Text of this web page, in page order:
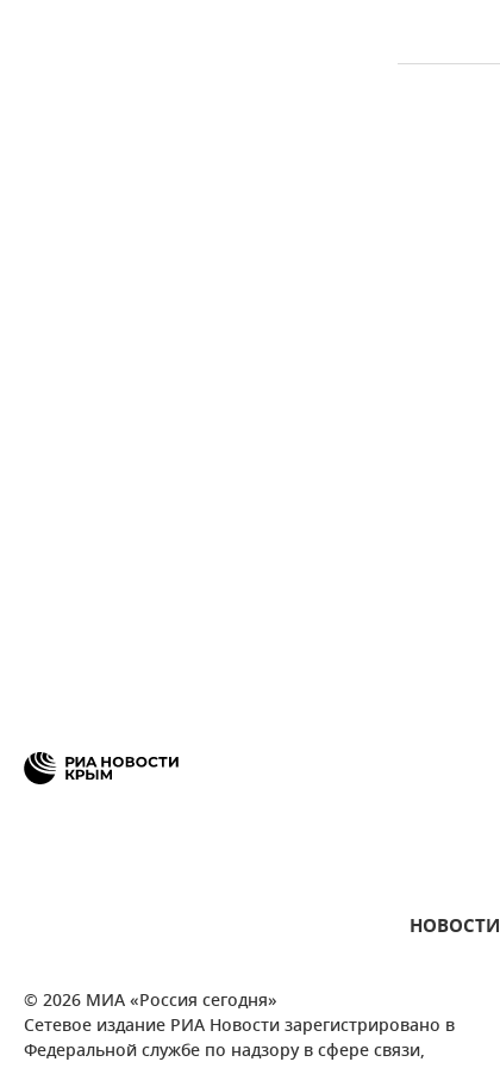
НОВОСТИ
© 2026 МИА «Россия сегодня»
Сетевое издание РИА Новости зарегистрировано в
Федеральной службе по надзору в сфере связи,